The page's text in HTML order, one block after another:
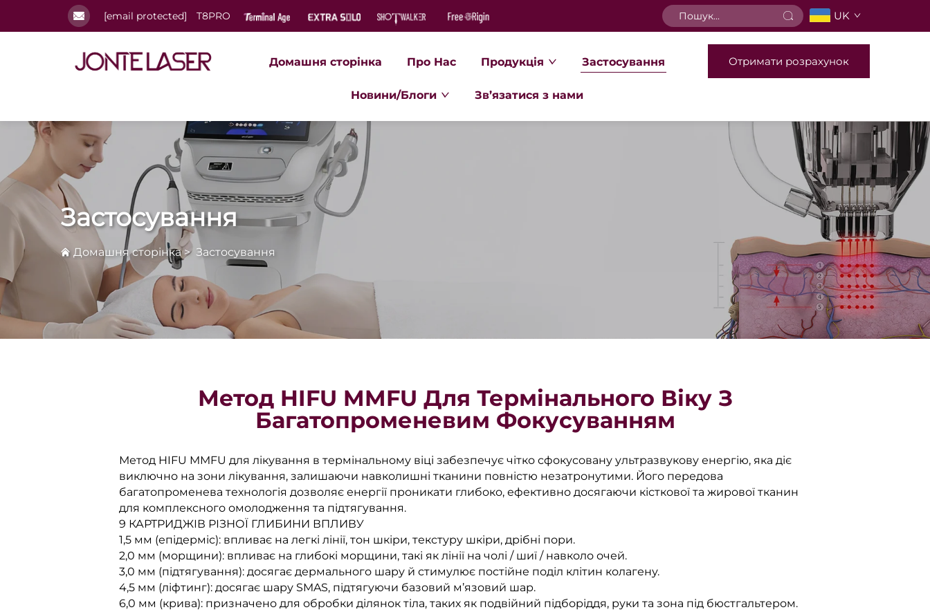
[email protected] T8PRO UK
Домашня сторінка Про Нас Продукція Застосування
Новини/Блоги Зв’язатися з нами
Отримати розрахунок
Застосування
Домашня сторінка> Застосування
Метод HIFU MMFU Для Термінального Віку З
Багатопроменевим Фокусуванням
Метод HIFU MMFU для лікування в термінальному віці забезпечує чітко сфокусовану ультразвукову енергію, яка діє
виключно на зони лікування, залишаючи навколишні тканини повністю незатронутими. Його передова
багатопроменева технологія дозволяє енергії проникати глибоко, ефективно досягаючи кісткової та жирової тканин
для комплексного омолодження та підтягування.
9 КАРТРИДЖІВ РІЗНОЇ ГЛИБИНИ ВПЛИВУ
1,5 мм (епідерміс): впливає на легкі лінії, тон шкіри, текстуру шкіри, дрібні пори.
2,0 мм (морщини): впливає на глибокі морщини, такі як лінії на чолі / шиї / навколо очей.
3,0 мм (підтягування): досягає дермального шару й стимулює постійне поділ клітин колагену.
4,5 мм (ліфтинг): досягає шару SMAS, підтягуючи базовий м’язовий шар.
6,0 мм (крива): призначено для обробки ділянок тіла, таких як подвійний підборіддя, руки та зона під бюстгальтером.